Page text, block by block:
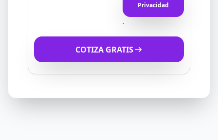
Privacidad
.
COTIZA GRATIS